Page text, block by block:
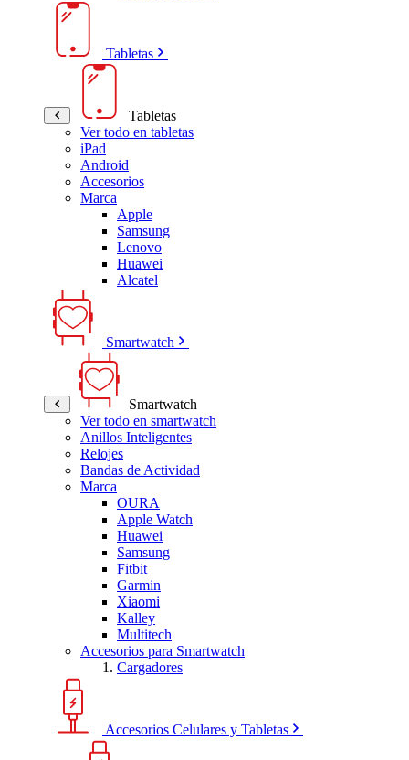
Tabletas
Tabletas
Ver todo en tabletas
iPad
Android
Accesorios
Marca
Apple
Samsung
Lenovo
Huawei
Alcatel
Smartwatch
Smartwatch
Ver todo en smartwatch
Anillos Inteligentes
Relojes
Bandas de Actividad
Marca
OURA
Apple Watch
Huawei
Samsung
Fitbit
Garmin
Xiaomi
Kalley
Multitech
Accesorios para Smartwatch
Cargadores
Accesorios Celulares y Tabletas